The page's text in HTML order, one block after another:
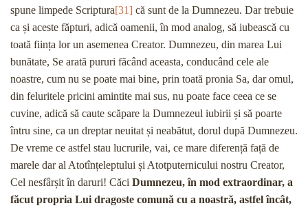
spune limpede Scriptura[31] că sunt de la Dumnezeu. Dar trebuie
ca și aceste făpturi, adică oamenii, în mod analog, să iubească cu
toată ființa lor un asemenea Creator. Dumnezeu, din marea Lui
bunătate, Se arată pururi făcând aceasta, conducând cele ale
noastre, cum nu se poate mai bine, prin toată pronia Sa, dar omul,
din feluritele pricini amintite mai sus, nu poate face ceea ce se
cuvine, adică să caute scăpare la Dumnezeul iubirii și să poarte
întru sine, ca un dreptar neuitat și neabătut, dorul după Dumnezeu.
De vreme ce astfel stau lucrurile, vai, ce mare diferență față de
marele dar al Atotînțeleptului și Atotputernicului nostru Creator,
Cel nesfârșit în daruri! Căci Dumnezeu, în mod extraordinar, a
făcut propria Lui dragoste comună cu a noastră, astfel încât,